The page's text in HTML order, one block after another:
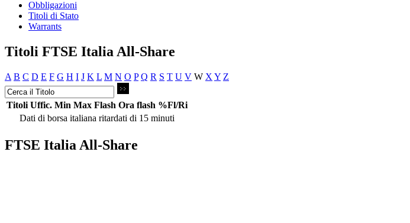
Obbligazioni
Titoli di Stato
Warrants
Titoli FTSE Italia All-Share
A B C D E F G H I J K L M N O P Q R S T U V W X Y Z
Titoli Uffic. Min Max Flash Ora flash %Fl/Ri
Dati di borsa italiana ritardati di 15 minuti
FTSE Italia All-Share